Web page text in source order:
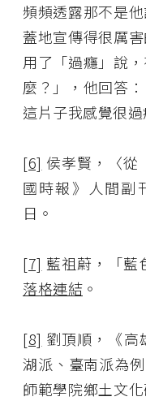
頻頻透露那不是
蓋地宣傳得很厲
用了「過癮」說
麼？」，他回答
這片子我感覺很過
[6] 侯孝賢，〈從
國時報》人間副
日。
[7] 藍祖蔚，「藍
落格連結 。
[8] 劉頂順，《
湖派、臺南派為
師範學院鄉土文